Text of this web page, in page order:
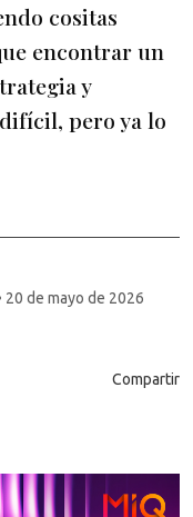
cositas
encontrar un
y
pero ya lo
20 de mayo de 2026
Compartir